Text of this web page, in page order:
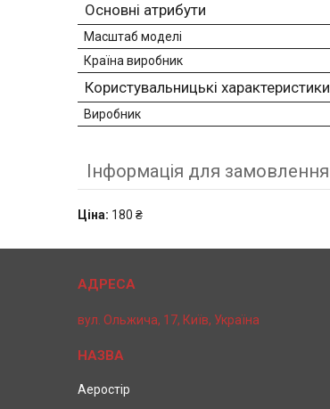
Основні атрибути
Масштаб моделі
Країна виробник
Користувальницькі характеристики
Виробник
Інформація для замовлення
Ціна: 180 ₴
вул. Ольжича, 17, Київ, Україна
Аеростір